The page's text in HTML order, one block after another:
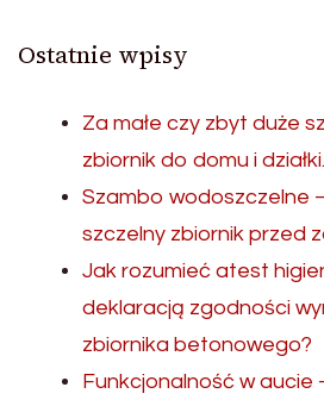
Ostatnie wpisy
Za małe czy zbyt duże
zbiornik do domu i działki.
Szambo wodoszczelne
szczelny zbiornik przed
Jak rozumieć atest
deklaracją zgodności
zbiornika betonowego?
Funkcjonalność w aucie